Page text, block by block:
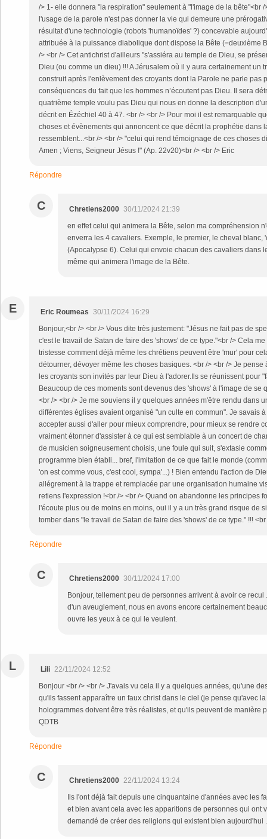
/> 1- elle donnera "la respiration" seulement à "l'image de la bête"<br
l'usage de la parole n'est pas donner la vie qui demeure une
résultat d'une technologie (robots 'humanoïdes' ?) concevable
attribuée à la puissance diabolique dont dispose la Bête (=deuxième
/> <br /> Cet antichrist d'ailleurs "s'assiéra au temple de Dieu, se
Dieu (ou comme un dieu) !!! A Jérusalem où il y aura certainement un
construit après l'enlèvement des croyants dont la Parole ne parle pas
conséquences du fait que les hommes n’écoutent pas Dieu. Il sera
quatrième temple voulu pas Dieu qui nous en donne la description
décrit en Ézéchiel 40 à 47. <br /> <br /> Pour moi il est remarquable
choses et évènements qui annoncent ce que décrit la prophétie dans
ressemblent...<br /> <br /> "celui qui rend témoignage de ces choses
Amen ; Viens, Seigneur Jésus !" (Ap. 22v20)<br /> <br /> Eric
Répondre
C Chretiens2000 30/11/2024 21:39
en effet celui qui animera la Bête, selon ma compréhension
enverra les 4 cavaliers. Exemple, le premier, le cheval
(Apocalypse 6). Celui qui envoie chacun des cavaliers dans
même qui animera l'image de la Bête.
E Eric Roumeas 30/11/2024 16:29
Bonjour,<br /> <br /> Vous dite très justement: "Jésus ne fait pas de
c'est le travail de Satan de faire des 'shows' de ce type."<br /> Cela
tristesse comment déjà même les chrétiens peuvent être 'mur' pour
détourner, dévoyer même les choses basiques. <br /> <br /> Je
les croyants son invités par leur Dieu à l'adorer.Ils se réunissent pour
Beaucoup de ces moments sont devenus des 'shows' à l'image de se
<br /> <br /> Je me souviens il y quelques années m'être rendu dans
différentes églises avaient organisé "un culte en commun". Je savais
accepter aussi d'aller pour mieux comprendre, pour mieux se rendre
vraiment étonner d'assister à ce qui est semblable à un concert de
de musicien soigneusement choisis, une foule qui suit, s'extasie
programme bien établi... bref, l'imitation de ce que fait le monde
'on est comme vous, c'est cool, sympa'...) ! Bien entendu l'action de
allégrement à la trappe et remplacée par une organisation humaine
retiens l'expression !<br /> <br /> Quand on abandonne les principes
l'écoute plus ou de moins en moins, oui il y a un très grand risque de
tomber dans "le travail de Satan de faire des 'shows' de ce type." !!!
Répondre
C Chretiens2000 30/11/2024 17:00
Bonjour, tellement peu de personnes arrivent à avoir ce
d'un aveuglement, nous en avons encore certainement
ouvre les yeux à ce qui le veulent.
L Lili 22/11/2024 12:52
Bonjour <br /> <br /> J'avais vu cela il y a quelques années, qu'une
qu'ils fassent apparaître un faux christ dans le ciel (je pense qu'avec
hologrammes doivent être très réalistes, et qu'ils peuvent de manière
QDTB
Répondre
C Chretiens2000 22/11/2024 13:24
Ils l'ont déjà fait depuis une cinquantaine d'années avec les
et bien avant cela avec les apparitions de personnes qui ont
demandé de créer des religions qui existent bien aujourd'hui